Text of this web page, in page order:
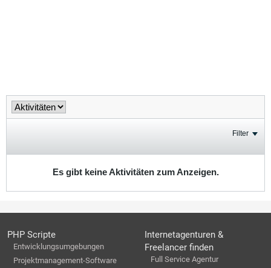
Filter
Es gibt keine Aktivitäten zum Anzeigen.
PHP Scripte
Entwicklungsumgebungen
Projektmanagement-Software
Internetagenturen &
Freelancer finden
Full Service Agentur